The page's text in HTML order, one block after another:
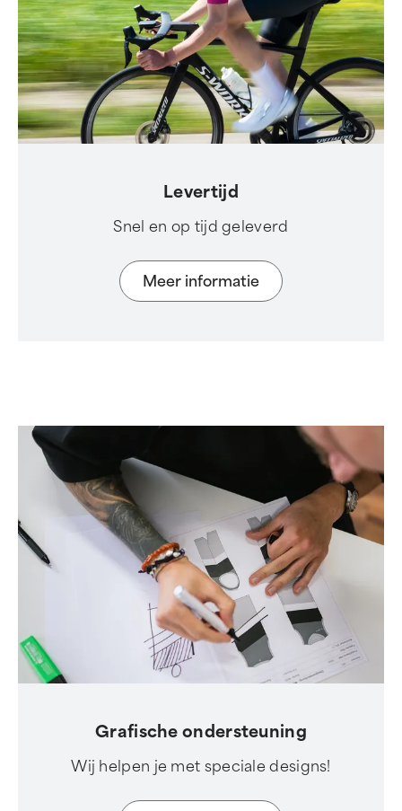
Levertijd
Snel en op tijd geleverd
Meer informatie
Grafische ondersteuning
Wij helpen je met speciale designs!